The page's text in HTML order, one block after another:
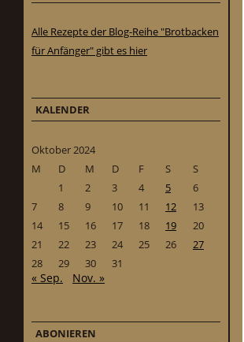
Alle Rezepte der Blog-Reihe "Brotbacken
für Anfänger" gibt es hier
KALENDER
Oktober 2024
M
D M D F S
S
1
2 3 4 5
6
7
8 9 10 11 12
13
14
15 16 17 18 19
20
21
22 23 24 25 26
27
28
29 30 31
« Sep. Nov. »
ABONIEREN